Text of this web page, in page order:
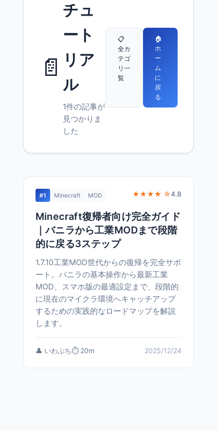
📄
チュ
ート
リア
ル
1件の記事が
見つかりま
した
📋
全カ
テゴ
リ一
覧
🏠
ホ
ー
ム
に
戻
る
#1 Minecraft MOD ★★★★ ☆4.8
Minecraft復帰者向け完全ガイド
｜バニラから工業MODまで段階
的に戻る3ステップ
1.7.10工業MOD世代からの復帰を完全サポ
ート。バニラの基本操作から最新工業
MOD、スマホ版の最適設定まで、段階的
に現在のマイクラ環境へキャッチアップ
するための実践的なロードマップを解説
します。
👤 いわぶち⏱️ 20m 2025/12/24